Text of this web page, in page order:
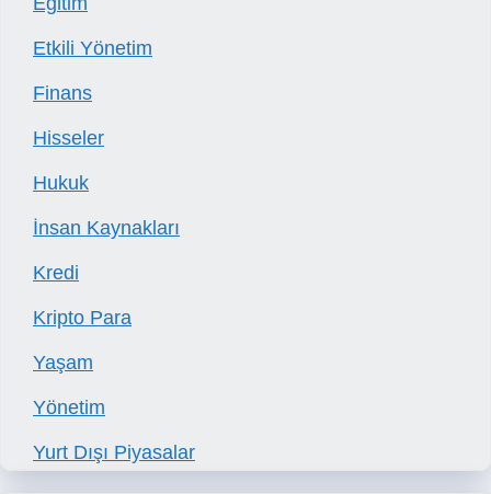
Etkili Yönetim
Finans
Hisseler
Hukuk
İnsan Kaynakları
Kredi
Kripto Para
Yaşam
Yönetim
Yurt Dışı Piyasalar